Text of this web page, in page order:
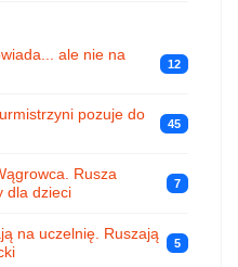
ale nie na
12
pozuje do
45
Rusza
dla dzieci
7
na uczelnię. Ruszają
5